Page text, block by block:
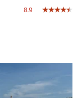
8.9